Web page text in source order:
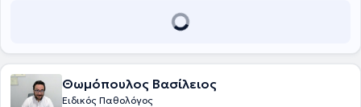
Θωμόπουλος Βασίλειος
Ειδικός Παθολόγος